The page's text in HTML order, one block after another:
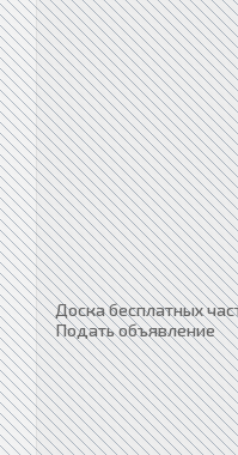
Доска бесплатных
Подать объявление